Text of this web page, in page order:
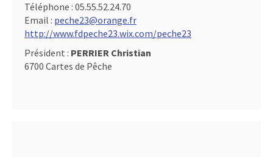
Téléphone : 05.55.52.24.70
Email : peche23@orange.fr
http://www.fdpeche23.wix.com/peche23
Président : PERRIER Christian
6700 Cartes de Pêche